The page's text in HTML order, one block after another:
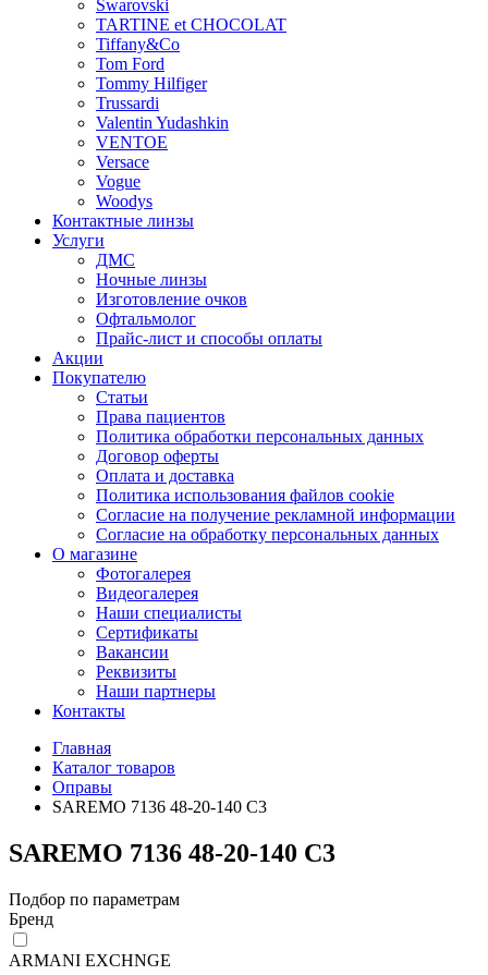
Swarovski
TARTINE et CHOCOLAT
Tiffany&Co
Tom Ford
Tommy Hilfiger
Trussardi
Valentin Yudashkin
VENTOE
Versace
Vogue
Woodys
Контактные линзы
Услуги
ДМС
Ночные линзы
Изготовление очков
Офтальмолог
Прайс-лист и способы оплаты
Акции
Покупателю
Статьи
Права пациентов
Политика обработки персональных данных
Договор оферты
Оплата и доставка
Политика использования файлов cookie
Согласие на получение рекламной информации
Согласие на обработку персональных данных
О магазине
Фотогалерея
Видеогалерея
Наши специалисты
Сертификаты
Вакансии
Реквизиты
Наши партнеры
Контакты
Главная
Каталог товаров
Оправы
SAREMO 7136 48-20-140 C3
SAREMO 7136 48-20-140 C3
Подбор по параметрам
Бренд
ARMANI EXCHNGE